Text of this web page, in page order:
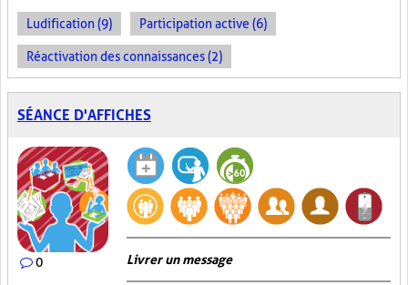
Ludification (9) Participation active (6)
Réactivation des connaissances (2)
SÉANCE D'AFFICHES
0 Livrer un message